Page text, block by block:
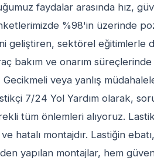
faydalar arasında hız,
%98'in üzerinde
geliştiren, sektörel eğitimlerle
bakım ve onarım
veya yanlış
7/24 Yol Yardım olarak,
tüm önlemleri alıyoruz.
hatalı montajdır. Lastiğin
yapılan montajlar, hem